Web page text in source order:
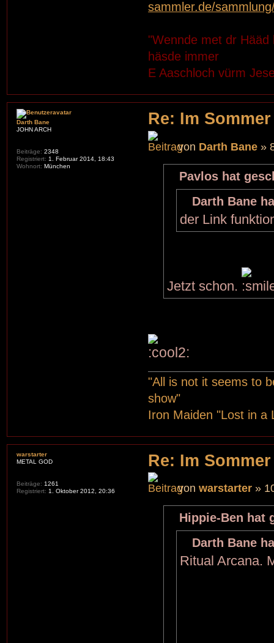
sammler.de/
"Wennde met dr Hääd
häsde immer
E Aaschloch vürm
Re: Im
von Darth Bane »
Pavlos hat
Darth Bane
der Link
Jetzt schon.
"All is not it seems to
show"
Iron Maiden "Lost in a
Darth Bane
JOHN ARCH
Beiträge: 2348
Registriert: 1. Februar 2014, 18:43
Wohnort: München
Re: Im
vonwarstarter »
Hippie-Ben hat
Darth Bane
Ritual Arcana.
warstarter
METAL GOD
Beiträge: 1261
Registriert: 1. Oktober 2012, 20:36